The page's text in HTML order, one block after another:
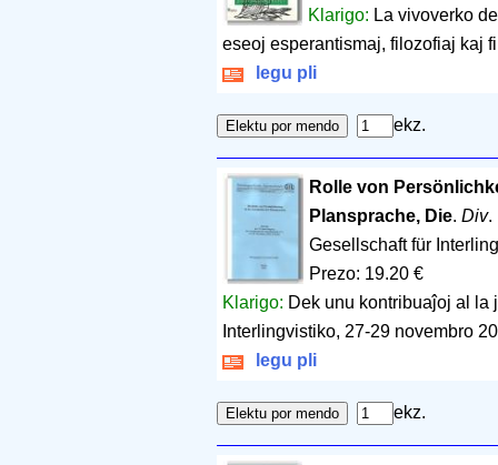
Klarigo: La vivoverko
eseoj esperantismaj, filozofiaj kaj
legu pli
ekz.
Rolle von
Plansprache, Die. Div.
Gesellschaft für
Prezo: 19.20 €
Klarigo: Dek unu kontribuaĵoj al la
Interlingvistiko, 27-29 novembro
legu pli
ekz.